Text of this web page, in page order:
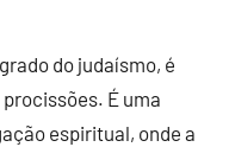
do judaísmo, é
É uma
espiritual, onde a